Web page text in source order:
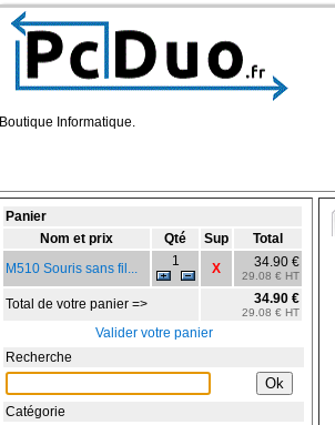
Boutique Informatique.
Panier
Nom et prix
Qté Sup
Total
M510 Souris sans fil...
1 X 34.90 €
29.08 € HT
Total de votre panier => 34.90 €
29.08 € HT
Valider votre panier
Recherche
Catégorie